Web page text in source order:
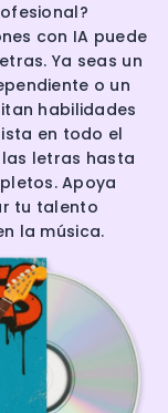
con IA puede
Ya seas un
o un
habilidades
en todo el
letras hasta
Apoya
tu talento
la música.